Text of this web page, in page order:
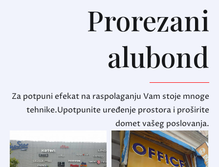
Prorezani
alubond
Za potpuni efekat na raspolaganju Vam stoje mnoge
tehnike.Upotpunite uređenje prostora i proširite
domet vašeg poslovanja.